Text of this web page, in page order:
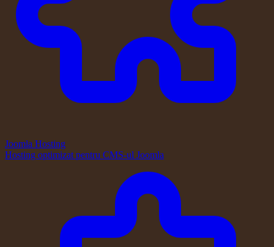
Joomla Hosting
Hosting optimizat pentru CMS-ul Joomla